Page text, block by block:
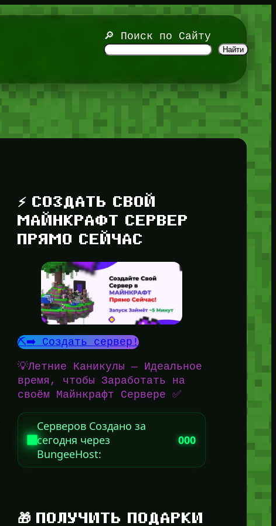
🔎 Поиск по Сайту
Найти
⚡ СОЗДАТЬ СВОЙ
МАЙНКРАФТ СЕРВЕР
ПРЯМО СЕЙЧАС
⛏️➡️ Создать сервер!
💡Летние Каникулы — Идеальное
время, чтобы Заработать на
своём Майнкрафт Сервере ✅
Серверов Создано за
сегодня через
BungeeHost:
000
🎁 ПОЛУЧИТЬ ПОДАРКИ